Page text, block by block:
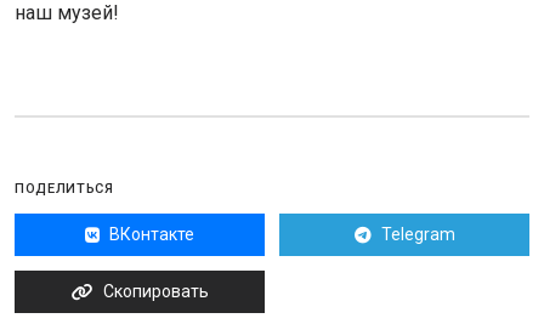
наш музей!
ПОДЕЛИТЬСЯ
ВКонтакте Telegram
Скопировать